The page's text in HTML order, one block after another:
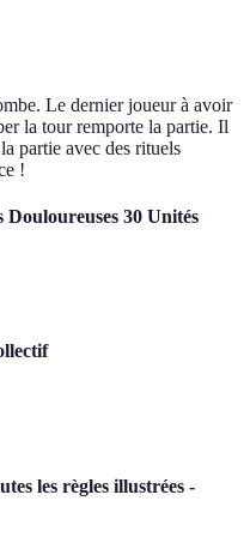
Le dernier joueur à avoir
la tour remporte la partie. Il
partie avec des rituels
!
30 Unités
les règles illustrées -